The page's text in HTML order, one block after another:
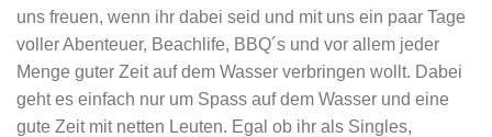
uns freuen, wenn ihr dabei seid und mit uns ein paar Tage
voller Abenteuer, Beachlife, BBQ´s und vor allem jeder
Menge guter Zeit auf dem Wasser verbringen wollt. Dabei
geht es einfach nur um Spass auf dem Wasser und eine
gute Zeit mit netten Leuten. Egal ob ihr als Singles,